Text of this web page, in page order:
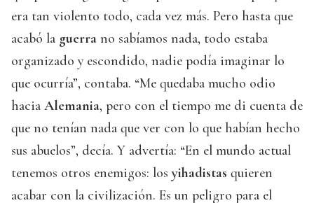
era tan violento todo, cada vez más. Pero hasta que
acabó la guerra no sabíamos nada, todo estaba
organizado y escondido, nadie podía imaginar lo
que ocurría”, contaba. “Me quedaba mucho odio
hacia Alemania, pero con el tiempo me di cuenta de
que no tenían nada que ver con lo que habían hecho
sus abuelos”, decía. Y advertía: “En el mundo actual
tenemos otros enemigos: losyihadistas quieren
acabar con la civilización. Es un peligro para el